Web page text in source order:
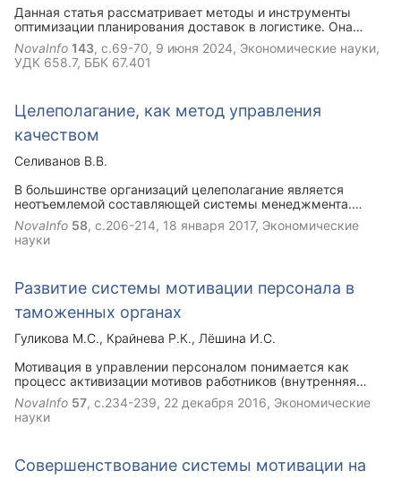
Данная статья рассматривает методы и инструменты
оптимизации планирования доставок в логистике. Она
анализирует современные подходы к построению
эффективных маршрутов, включая использование
специализированных программных систем, алгоритмов
снижения затрат, повышения производительности и
системах.
NovaInfo 143, с.69-70, 9 июня 2024, Экономические науки,
УДК 658.7, ББК 67.401
Целеполагание, как метод управления
качеством
Селиванов В.В.
В большинстве организаций целеполагание является
неотъемлемой составляющей системы менеджмента.
Наличие измеримых целей, касающихся всех основных
составляющих деятельности организации, требуется
стандартом ISO 9001 и многими другими системными
инструментов менеджмента: системы сбалансированных
ряд специалистов критически относится к массовому
использованию целей в деятельности организаций Цель
данной статьи — помочь каждой организации прийти к
собственному осознанному решению в этой дискуссии.
NovaInfo 58, с.206-214, 18 января 2017, Экономические
науки
Развитие системы мотивации персонала в
таможенных органах
Гуликова М.С. Крайнева Р.К.
Лёшина И.С.
Мотивация в управлении персоналом понимается как
процесс активизации мотивов работников (внутренняя
мотивация) и создания стимулов (внешняя мотивация) для
их побуждения к эффективному труду. Целью мотивации
является формирование комплекса условий,
эффектом. Процесс мотивации упрощенно может быть
NovaInfo 57, с.234-239, 22 декабря 2016, Экономические
науки
Совершенствование системы мотивации на